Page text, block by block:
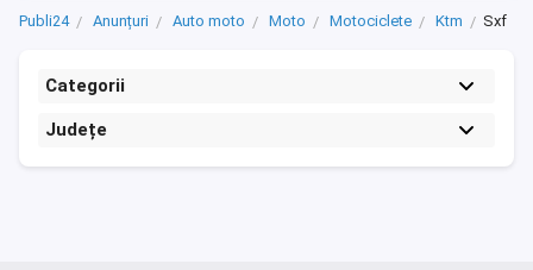
Publi24 Anunțuri Auto moto Moto Motociclete Ktm Sxf
Categorii
Județe